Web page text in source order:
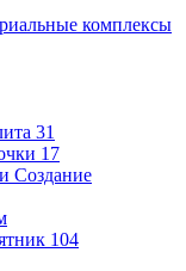
комплексы
31
17
Создание
104